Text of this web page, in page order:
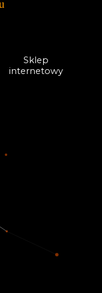
Sklep
internetowy